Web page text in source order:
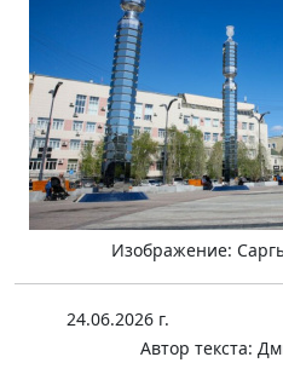
Изображение:
24.06.2026 г.
Автор текста: